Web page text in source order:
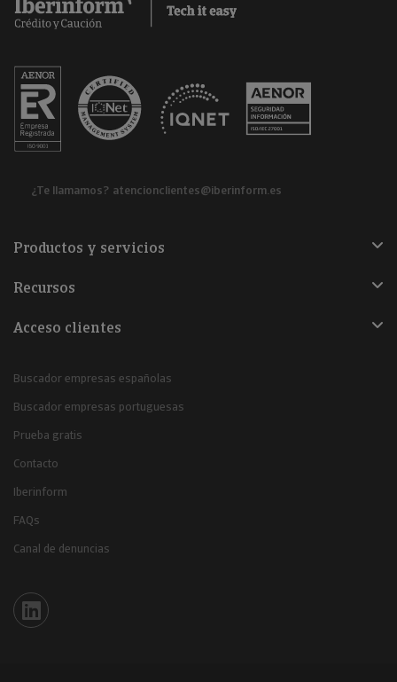
¿Te llamamos? atencionclientes@iberinform.es
Productos y servicios
Recursos
Acceso clientes
Buscador empresas españolas
Buscador empresas portuguesas
Prueba gratis
Contacto
Iberinform
FAQs
Canal de denuncias
Iberinform en Linkedin